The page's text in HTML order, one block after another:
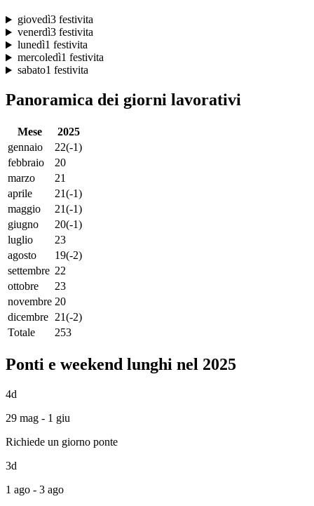
giovedì3 festivita
venerdì3 festivita
lunedì1 festivita
mercoledì1 festivita
sabato1 festivita
Panoramica dei giorni lavorativi
Mese
2025
gennaio
22(-1)
febbraio
20
marzo
21
aprile
21(-1)
maggio
21(-1)
giugno
20(-1)
luglio
23
agosto
19(-2)
settembre 22
ottobre
23
novembre 20
dicembre 21(-2)
Totale
253
Ponti e weekend lunghi nel 2025
4d
29 mag - 1 giu
Richiede un giorno ponte
3d
1 ago - 3 ago